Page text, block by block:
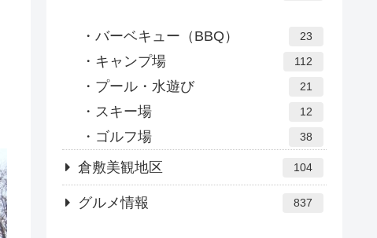
バーベキュー（BBQ） 23
キャンプ場 112
プール・水遊び 21
スキー場 12
ゴルフ場 38
倉敷美観地区 104
グルメ情報 837